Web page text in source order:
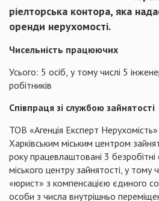
ріелторська контора, яка
оренди нерухомості.
Чисельність працюючих
Усього: 5 осіб, у тому числі 5
робітників
Співпраця зі службою зайнятості
ТОВ «Агенція Експерт
Харківським міським центром
року працевлаштовані 3 безробітні
міського центру зайнятості, у
«юрист» з компенсацією єдиного
особи з числа внутрішньо